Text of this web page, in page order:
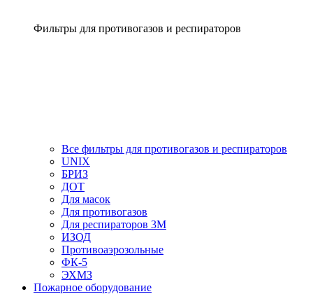
Фильтры для противогазов и респираторов
Все фильтры для противогазов и респираторов
UNIX
БРИЗ
ДОТ
Для масок
Для противогазов
Для респираторов 3М
ИЗОД
Противоаэрозольные
ФК-5
ЭХМЗ
Пожарное оборудование